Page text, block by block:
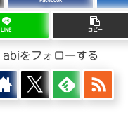
LINE コピー
abiをフォローする